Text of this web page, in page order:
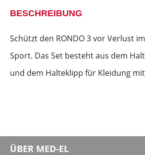
BESCHREIBUNG
Schützt den RONDO 3 vor Verlust
Sport. Das Set besteht aus dem
und dem Halteklipp für Kleidung
ÜBER MED-EL